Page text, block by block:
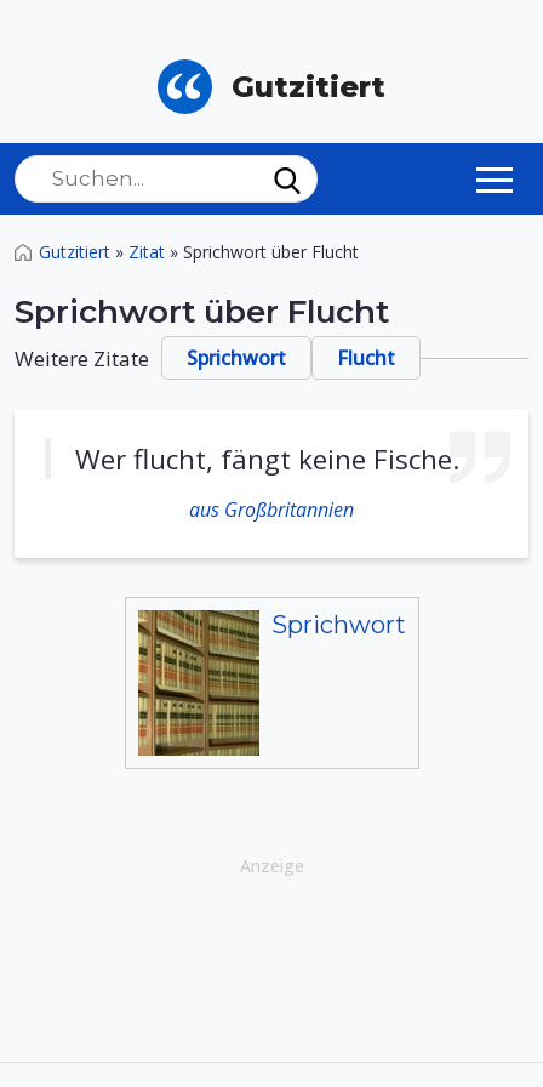
Gutzitiert
Gutzitiert » Zitat » Sprichwort über Flucht
Sprichwort über Flucht
Weitere Zitate Sprichwort Flucht
Wer flucht, fängt keine Fische.
aus Großbritannien
Sprichwort
Anzeige